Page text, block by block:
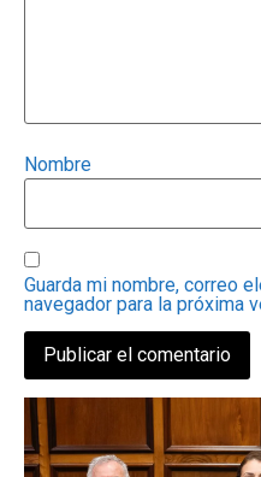
Nombre
Guarda mi nombre, correo
navegador para la próxima